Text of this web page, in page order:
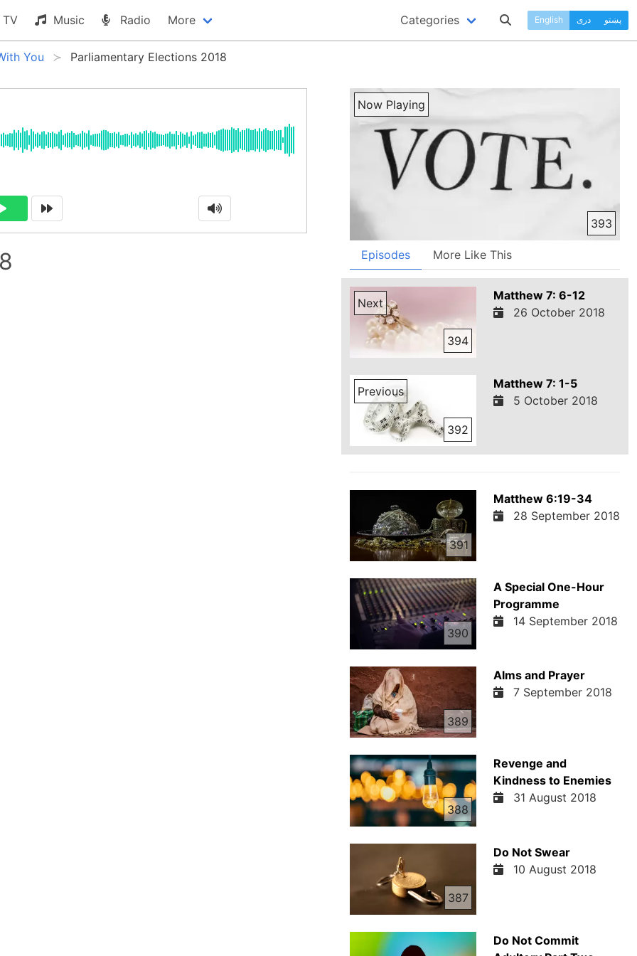
TV Music Radio More Categories English دری پښتو
You Parliamentary Elections 2018
Now Playing
393
Episodes More Like This
Next
394
Matthew 7: 6-12
26 October 2018
Previous
392
Matthew 7: 1-5
5 October 2018
391
Matthew 6:19-34
28 September 2018
390
A Special One-Hour
Programme
14 September 2018
389
Alms and Prayer
7 September 2018
388
Revenge and
Kindness to Enemies
31 August 2018
387
Do Not Swear
10 August 2018
Do Not Commit